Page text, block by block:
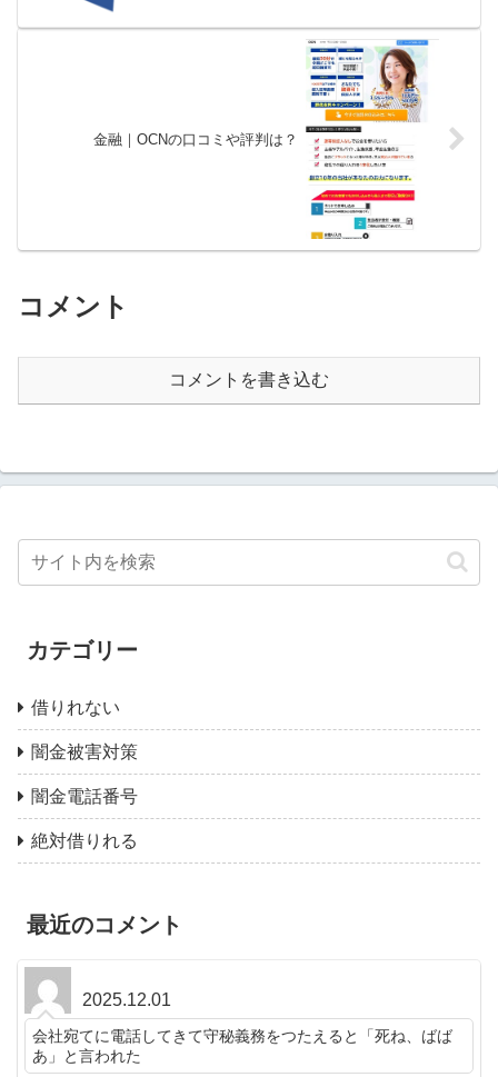
金融｜OCNの口コミや評判は？
コメント
コメントを書き込む
カテゴリー
借りれない
闇金被害対策
闇金電話番号
絶対借りれる
最近のコメント
2025.12.01
会社宛てに電話してきて守秘義務をつたえると「死ね、ばば
あ」と言われた